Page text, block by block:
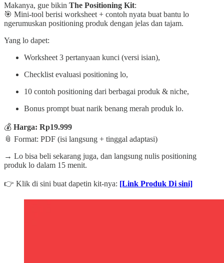
Makanya, gue bikin The Positioning Kit:
🎯 Mini-tool berisi worksheet + contoh nyata buat bantu lo
ngerumuskan positioning produk dengan jelas dan tajam.
Yang lo dapet:
Worksheet 3 pertanyaan kunci (versi isian),
Checklist evaluasi positioning lo,
10 contoh positioning dari berbagai produk & niche,
Bonus prompt buat narik benang merah produk lo.
💰 Harga: Rp19.999
📎 Format: PDF (isi langsung + tinggal adaptasi)
→ Lo bisa beli sekarang juga, dan langsung nulis positioning
produk lo dalam 15 menit.
👉 Klik di sini buat dapetin kit-nya: [Link Produk Di sini]